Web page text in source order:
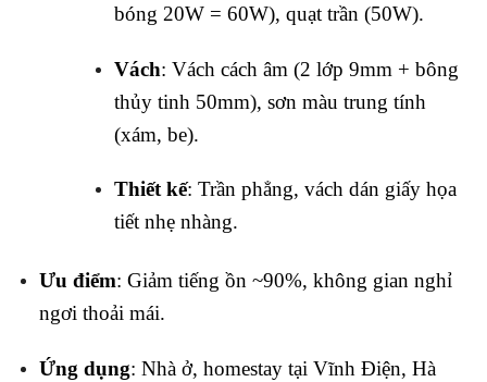
bóng 20W = 60W), quạt trần (50W).
Vách: Vách cách âm (2 lớp 9mm + bông
thủy tinh 50mm), sơn màu trung tính
(xám, be).
Thiết kế: Trần phẳng, vách dán giấy họa
tiết nhẹ nhàng.
Ưu điểm: Giảm tiếng ồn ~90%, không gian nghỉ
ngơi thoải mái.
Ứng dụng: Nhà ở, homestay tại Vĩnh Điện, Hà